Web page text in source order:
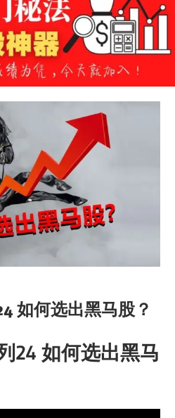
如何选出黑马股？
24 如何选出黑马